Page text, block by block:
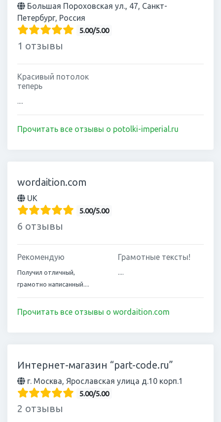
Большая Пороховская ул., 47, Санкт-
Петербург, Россия
5.00/5.00
1 отзывы
Красивый потолок
теперь
Прочитать все отзывы о potolki-imperial.ru
wordaition.com
UK
5.00/5.00
6 отзывы
Рекомендую
Получил отличный,
грамотно написанный....
Грамотные тексты!
Прочитать все отзывы о wordaition.com
Интернет-магазин “part-code.ru”
г. Москва, Ярославская улица д.10 корп.1
5.00/5.00
2 отзывы